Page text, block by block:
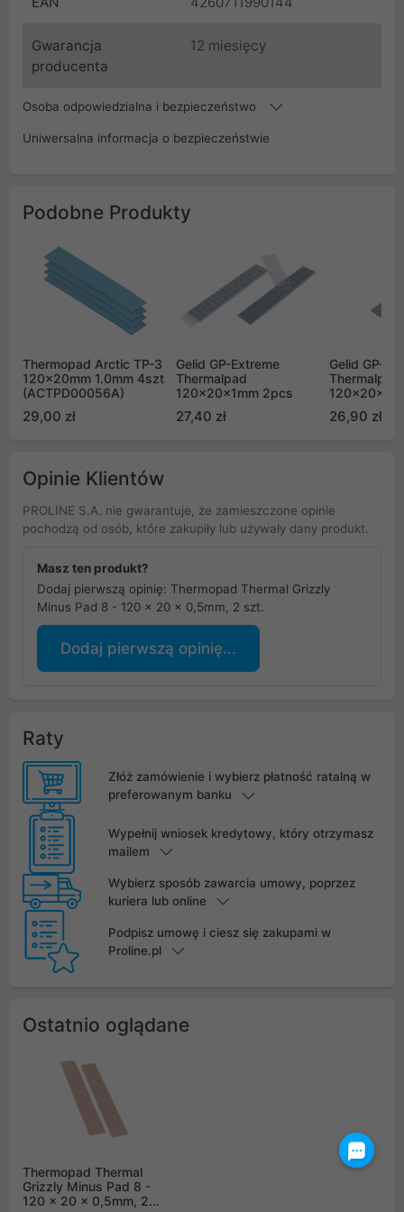
Gwarancja
producenta
12 miesięcy
Osoba odpowiedzialna i bezpieczeństwo
Uniwersalna informacja o bezpieczeństwie
Podobne Produkty
Thermopad Arctic TP-3
120x20mm 1.0mm 4szt
(ACTPD00056A)
29,00 zł
Gelid GP-Extreme
Thermalpad
120x20x1mm 2pcs
27,40 zł
Gelid GP-
Thermalpad
26,90 zł
Opinie Klientów
PROLINE S.A. nie gwarantuje, że zamieszczone opinie
pochodzą od osób, które zakupiły lub używały dany produkt.
Masz ten produkt?
Dodaj pierwszą opinię: Thermopad Thermal Grizzly
Minus Pad 8 - 120 x 20 x 0,5mm, 2 szt.
Dodaj pierwszą opinię...
Raty
Złóż zamówienie i wybierz płatność ratalną w
preferowanym banku
Wypełnij wniosek kredytowy, który otrzymasz
mailem
Wybierz sposób zawarcia umowy, poprzez
kuriera lub online
Podpisz umowę i ciesz się zakupami w
Proline.pl
Ostatnio oglądane
Thermopad Thermal
Grizzly Minus Pad 8 -
120 x 20 x 0,5mm, 2